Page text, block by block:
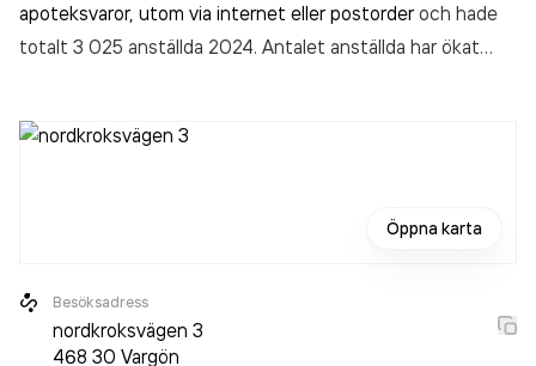
apoteksvaror, utom via internet eller postorderoch hade
totalt 3 025 anställda 2024. Antalet anställda har ökat
aktivt sedan 1972. Apoteket Älgen
Öppna karta
Besöksadress
nordkroksvägen 3
468 30 Vargön